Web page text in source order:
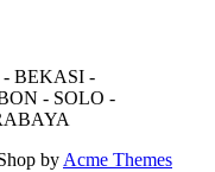
BEKASI -
- SOLO -
by Acme Themes